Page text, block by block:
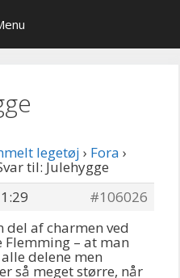
legetøj › Fora ›
til: Julehygge
#106026
del af charmen ved
Flemming – at man
delene men
så meget større, når